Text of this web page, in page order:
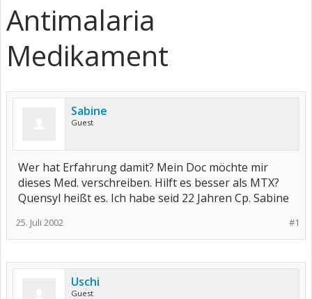
Antimalaria
Medikament
Sabine
Guest
Wer hat Erfahrung damit? Mein Doc möchte mir
dieses Med. verschreiben. Hilft es besser als MTX?
Quensyl heißt es. Ich habe seid 22 Jahren Cp. Sabine
#1
25. Juli 2002
Uschi
Guest